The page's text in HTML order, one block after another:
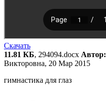
Скачать
11.81 КБ, 294094.docx Автор:
Викторовна, 20 Мар 2015
гимнастика для глаз